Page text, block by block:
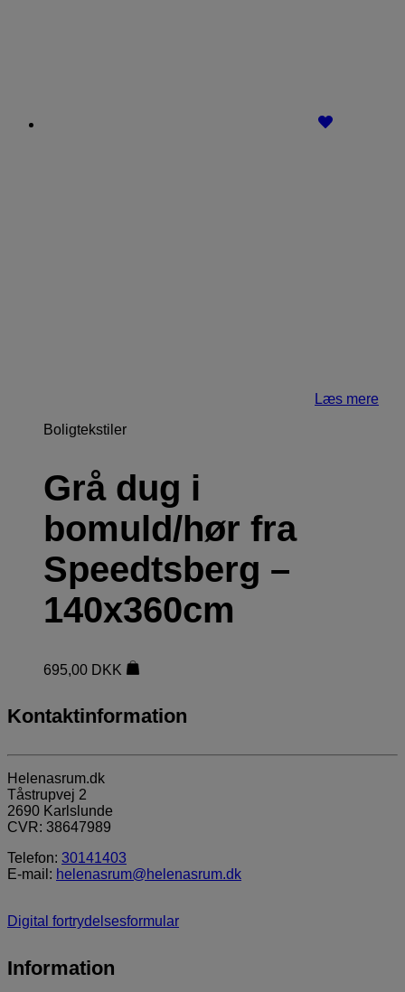
Læs mere
Boligtekstiler
Grå dug i
bomuld/hør fra
Speedtsberg –
140x360cm
695,00 DKK
Kontaktinformation
Helenasrum.dk
Tåstrupvej 2
2690 Karlslunde
CVR: 38647989
Telefon: 30141403
E-mail: helenasrum@helenasrum.dk
Digital fortrydelsesformular
Information